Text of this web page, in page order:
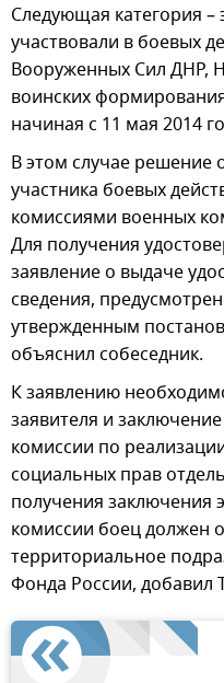
Следующая категория
участвовали в боевых
Вооруженных Сил ДНР,
воинских
начиная с 11 мая 2014
В этом случае решение
участника боевых
комиссиями военных
Для получения
заявление о выдаче
сведения,
утвержденным
объяснил собеседник.
К заявлению
заявителя и
комиссии по
социальных прав
получения заключения
комиссии боец должен
территориальное
Фонда России, добавил